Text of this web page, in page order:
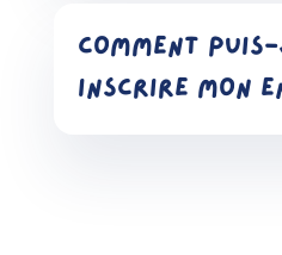
Comment
inscrire mon